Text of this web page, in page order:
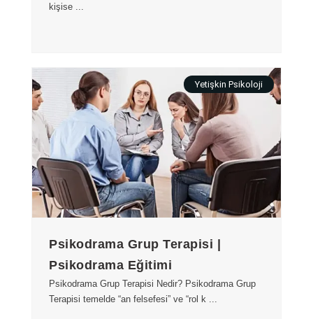
kişise ...
Yetişkin Psikoloji
Psikodrama Grup Terapisi |
Psikodrama Eğitimi
Psikodrama Grup Terapisi Nedir? Psikodrama Grup
Terapisi temelde “an felsefesi” ve “rol k ...